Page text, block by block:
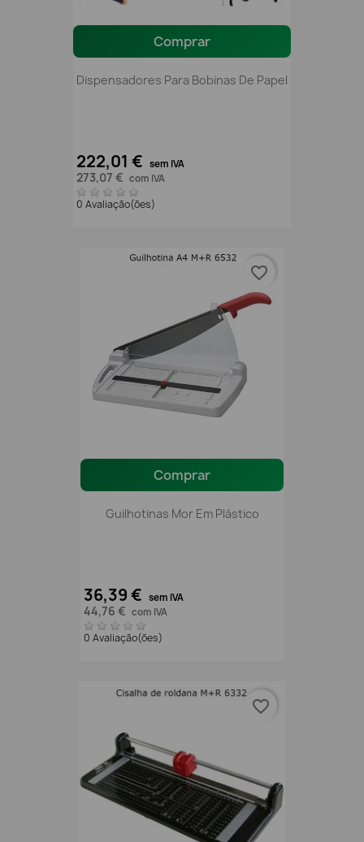
Comprar
Dispensadores Para Bobinas De Papel
222,01 € sem IVA
273,07 € com IVA
0 Avaliação(ões)
Comprar
Guilhotinas Mor Em Plástico
36,39 € sem IVA
44,76 € com IVA
0 Avaliação(ões)
favorite_border
favorite_border